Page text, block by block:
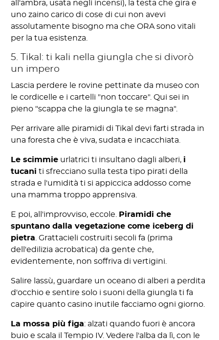
all'ambra, usata negli incensi), la testa che gira e
uno zaino carico di cose di cui non avevi
assolutamente bisogno ma che ORA sono vitali
per la tua esistenza.
5. Tikal: ti kali nella giungla che si divorò
un impero
Lascia perdere le rovine pettinate da museo con
le cordicelle e i cartelli "non toccare". Qui sei in
pieno "scappa che la giungla te se magna".
Per arrivare alle piramidi di Tikal devi farti strada in
una foresta che è viva, sudata e incacchiata.
Le scimmie urlatrici ti insultano dagli alberi, i
tucani ti sfrecciano sulla testa tipo pirati della
strada e l'umidità ti si appiccica addosso come
una mamma troppo apprensiva.
E poi, all'improvviso, eccole. Piramidi che
spuntano dalla vegetazione come iceberg di
pietra. Grattacieli costruiti secoli fa (prima
dell'edilizia acrobatica) da gente che,
evidentemente, non soffriva di vertigini.
Salire lassù, guardare un oceano di alberi a perdita
d'occhio e sentire solo i suoni della giungla ti fa
capire quanto casino inutile facciamo ogni giorno.
La mossa più figa: alzati quando fuori è ancora
buio e scala il Tempio IV. Vedere l'alba da lì, con le